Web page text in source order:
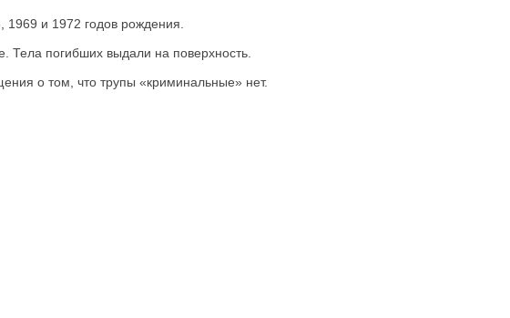
и 1972 годов рождения.
Тела погибших выдали на поверхность.
о том, что трупы «криминальные» нет.